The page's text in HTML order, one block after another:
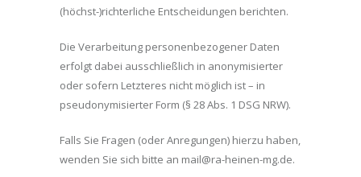
(höchst-)richterliche Entscheidungen berichten.
Die Verarbeitung personenbezogener Daten
erfolgt dabei ausschließlich in anonymisierter
oder sofern Letzteres nicht möglich ist – in
pseudonymisierter Form (§ 28 Abs. 1 DSG NRW).
Falls Sie Fragen (oder Anregungen) hierzu haben,
wenden Sie sich bitte an mail@ra-heinen-mg.de.